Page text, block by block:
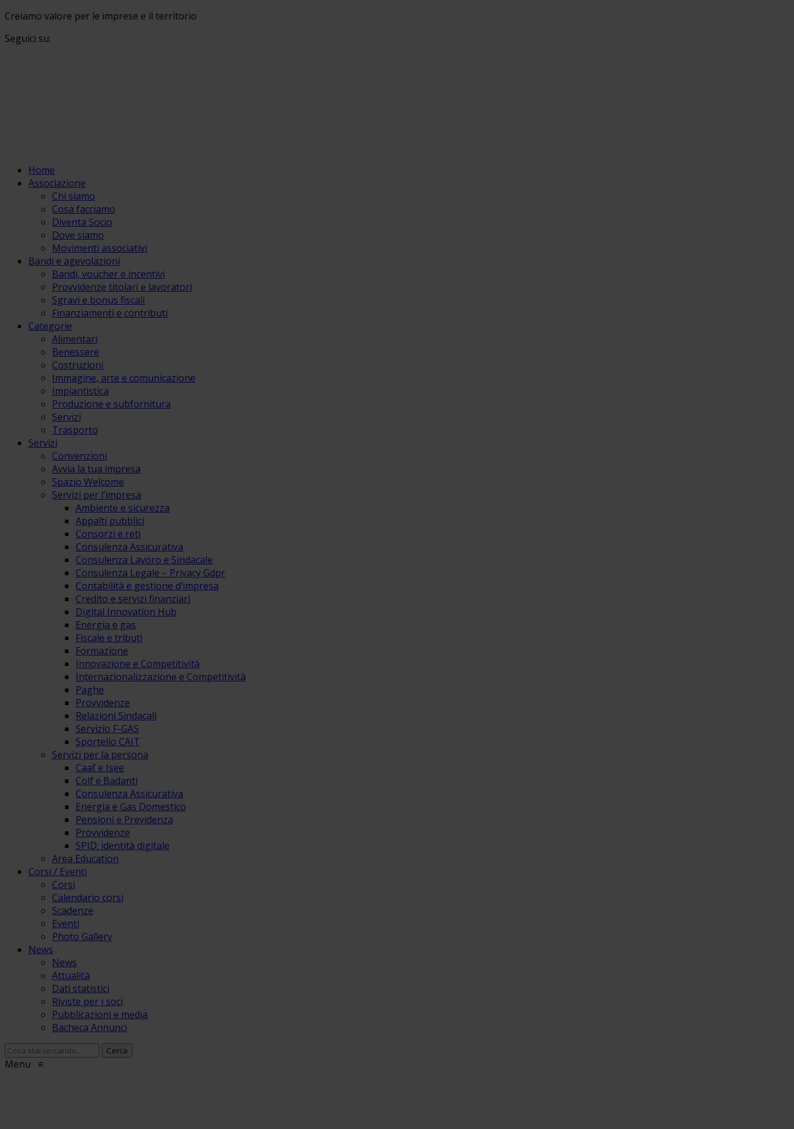
Creiamo valore per le imprese e il territorio
Seguici su:
Home
Associazione
Chi siamo
Cosa facciamo
Diventa Socio
Dove siamo
Movimenti associativi
Bandi e agevolazioni
Bandi, voucher e incentivi
Provvidenze titolari e lavoratori
Sgravi e bonus fiscali
Finanziamenti e contributi
Categorie
Alimentari
Benessere
Costruzioni
Immagine, arte e comunicazione
Impiantistica
Produzione e subfornitura
Servizi
Trasporto
Servizi
Convenzioni
Avvia la tua impresa
Spazio Welcome
Servizi per l’impresa
Ambiente e sicurezza
Appalti pubblici
Consorzi e reti
Consulenza Assicurativa
Consulenza Lavoro e Sindacale
Consulenza Legale – Privacy Gdpr
Contabilità e gestione d’impresa
Credito e servizi finanziari
Digital Innovation Hub
Energia e gas
Fiscale e tributi
Formazione
Innovazione e Competitività
Internazionalizzazione e Competitività
Paghe
Provvidenze
Relazioni Sindacali
Servizio F-GAS
Sportello CAIT
Servizi per la persona
Caaf e Isee
Colf e Badanti
Consulenza Assicurativa
Energia e Gas Domestico
Pensioni e Previdenza
Provvidenze
SPID: identità digitale
Area Education
Corsi / Eventi
Corsi
Calendario corsi
Scadenze
Eventi
Photo Gallery
News
News
Attualità
Dati statistici
Riviste per i soci
Pubblicazioni e media
Bacheca Annunci
Menu ≡